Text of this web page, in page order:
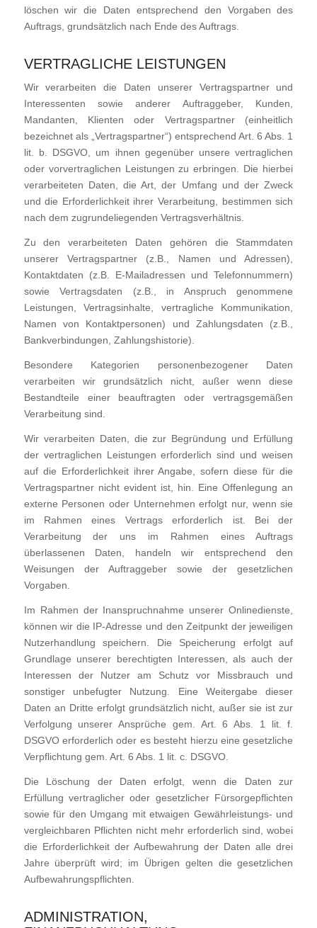
löschen wir die Daten entsprechend den Vorgaben des
Auftrags, grundsätzlich nach Ende des Auftrags.
VERTRAGLICHE LEISTUNGEN
Wir verarbeiten die Daten unserer Vertragspartner und
Interessenten sowie anderer Auftraggeber, Kunden,
Mandanten, Klienten oder Vertragspartner (einheitlich
bezeichnet als „Vertragspartner“) entsprechend Art. 6 Abs. 1
lit. b. DSGVO, um ihnen gegenüber unsere vertraglichen
oder vorvertraglichen Leistungen zu erbringen. Die hierbei
verarbeiteten Daten, die Art, der Umfang und der Zweck
und die Erforderlichkeit ihrer Verarbeitung, bestimmen sich
nach dem zugrundeliegenden Vertragsverhältnis.
Zu den verarbeiteten Daten gehören die Stammdaten
unserer Vertragspartner (z.B., Namen und Adressen),
Kontaktdaten (z.B. E-Mailadressen und Telefonnummern)
sowie Vertragsdaten (z.B., in Anspruch genommene
Leistungen, Vertragsinhalte, vertragliche Kommunikation,
Namen von Kontaktpersonen) und Zahlungsdaten (z.B.,
Bankverbindungen, Zahlungshistorie).
Besondere Kategorien personenbezogener Daten
verarbeiten wir grundsätzlich nicht, außer wenn diese
Bestandteile einer beauftragten oder vertragsgemäßen
Verarbeitung sind.
Wir verarbeiten Daten, die zur Begründung und Erfüllung
der vertraglichen Leistungen erforderlich sind und weisen
auf die Erforderlichkeit ihrer Angabe, sofern diese für die
Vertragspartner nicht evident ist, hin. Eine Offenlegung an
externe Personen oder Unternehmen erfolgt nur, wenn sie
im Rahmen eines Vertrags erforderlich ist. Bei der
Verarbeitung der uns im Rahmen eines Auftrags
überlassenen Daten, handeln wir entsprechend den
Weisungen der Auftraggeber sowie der gesetzlichen
Vorgaben.
Im Rahmen der Inanspruchnahme unserer Onlinedienste,
können wir die IP-Adresse und den Zeitpunkt der jeweiligen
Nutzerhandlung speichern. Die Speicherung erfolgt auf
Grundlage unserer berechtigten Interessen, als auch der
Interessen der Nutzer am Schutz vor Missbrauch und
sonstiger unbefugter Nutzung. Eine Weitergabe dieser
Daten an Dritte erfolgt grundsätzlich nicht, außer sie ist zur
Verfolgung unserer Ansprüche gem. Art. 6 Abs. 1 lit. f.
DSGVO erforderlich oder es besteht hierzu eine gesetzliche
Verpflichtung gem. Art. 6 Abs. 1 lit. c. DSGVO.
Die Löschung der Daten erfolgt, wenn die Daten zur
Erfüllung vertraglicher oder gesetzlicher Fürsorgepflichten
sowie für den Umgang mit etwaigen Gewährleistungs- und
vergleichbaren Pflichten nicht mehr erforderlich sind, wobei
die Erforderlichkeit der Aufbewahrung der Daten alle drei
Jahre überprüft wird; im Übrigen gelten die gesetzlichen
Aufbewahrungspflichten.
ADMINISTRATION,